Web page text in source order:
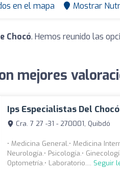
en el mapa Mostrar
Chocó. Hemos reunido las
mejores
Ips Especialistas Del
Cra. 7 27 -31 - 270001, Quibdó
• Medicina General.• Medicina
Neurología.• Psicología.•
Optometría.• Laboratorio.... Seguir